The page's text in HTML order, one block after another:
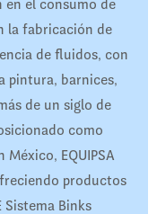
en el consumo de
la fabricación de
de fluidos, con
pintura, barnices,
de un siglo de
como
EQUIPSA
productos
Sistema Binks